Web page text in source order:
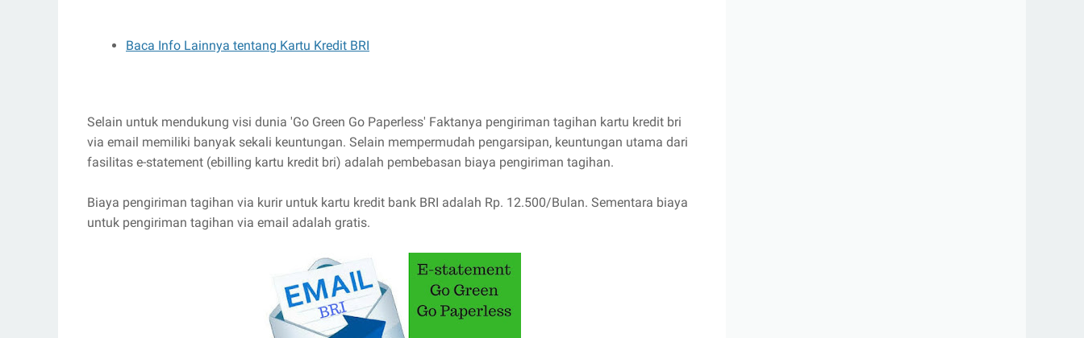
Baca Info Lainnya tentang Kartu Kredit BRI
Selain untuk mendukung visi dunia 'Go Green Go Paperless' Faktanya pengiriman tagihan kartu kredit bri
via email memiliki banyak sekali keuntungan. Selain mempermudah pengarsipan, keuntungan utama dari
fasilitas e-statement (ebilling kartu kredit bri) adalah pembebasan biaya pengiriman tagihan.
Biaya pengiriman tagihan via kurir untuk kartu kredit bank BRI adalah Rp. 12.500/Bulan. Sementara biaya
untuk pengiriman tagihan via email adalah gratis.